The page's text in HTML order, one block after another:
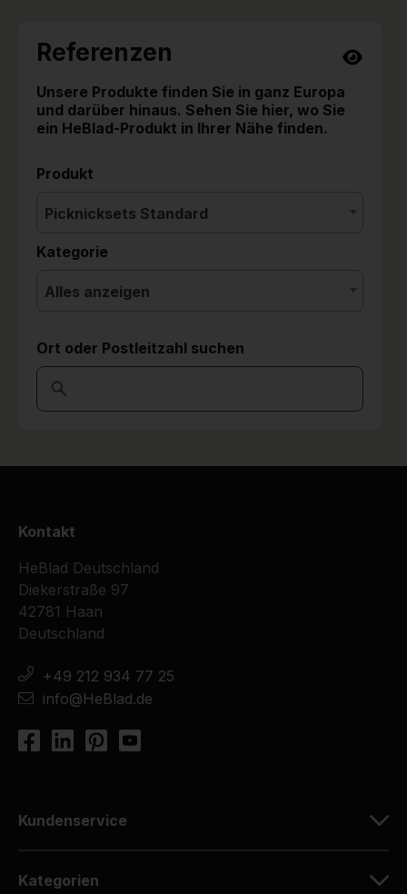
Referenzen
Unsere Produkte finden Sie in ganz Europa
und darüber hinaus. Sehen Sie hier, wo Sie
ein HeBlad-Produkt in Ihrer Nähe finden.
Produkt
Picknicksets Standard
Kategorie
Alles anzeigen
Ort oder Postleitzahl suchen
Kontakt
HeBlad Deutschland
Diekerstraße 97
42781 Haan
Deutschland
+49 212 934 77 25
info@HeBlad.de
Kundenservice
Kategorien